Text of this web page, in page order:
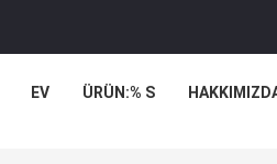
EV ÜRÜN:% S